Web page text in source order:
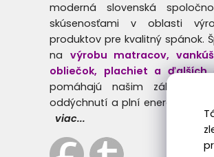
moderná slovenská
skúsenosťami v oblasti
produktov pre kvalitný spánok.
na výrobu matracov,
obliečok, plachiet a ďalších
pomáhajú našim
oddýchnutí a plní
viac...